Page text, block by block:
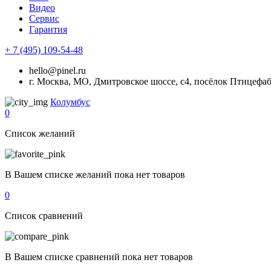
Видео
Сервис
Гарантия
+ 7 (495) 109-54-48
hello@pinel.ru
г. Москва, МО, Дмитровское шоссе, с4, посёлок
Колумбус
0
Список желаний
В Вашем списке желаний пока нет товаров
0
Список сравнений
В Вашем списке сравнений пока нет товаров